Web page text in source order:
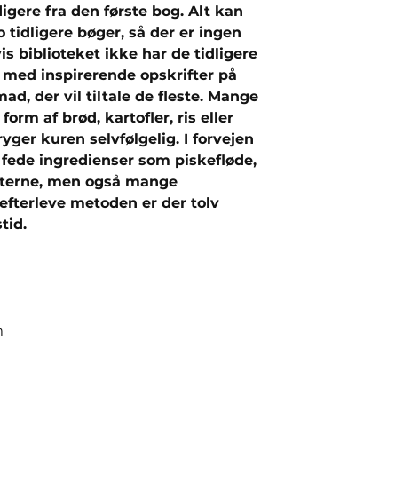
fra den første bog. Alt kan
tidligere bøger, så der er ingen
biblioteket ikke har de tidligere
inspirerende opskrifter på
der vil tiltale de fleste. Mange
af brød, kartofler, ris eller
kuren selvfølgelig. I forvejen
ingredienser som piskefløde,
men også mange
metoden er der tolv